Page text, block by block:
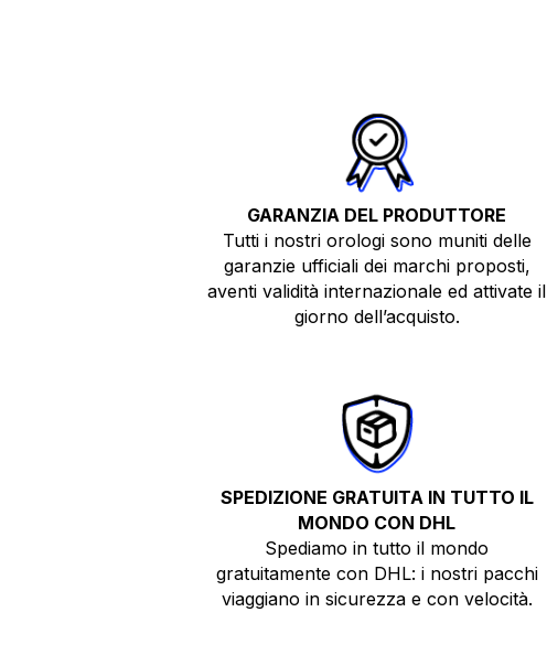
GARANZIA DEL PRODUTTORE
Tutti i nostri orologi sono muniti delle
garanzie ufficiali dei marchi proposti,
aventi validità internazionale ed attivate il
giorno dell’acquisto.
SPEDIZIONE GRATUITA IN TUTTO IL
MONDO CON DHL
Spediamo in tutto il mondo
gratuitamente con DHL: i nostri pacchi
viaggiano in sicurezza e con velocità.